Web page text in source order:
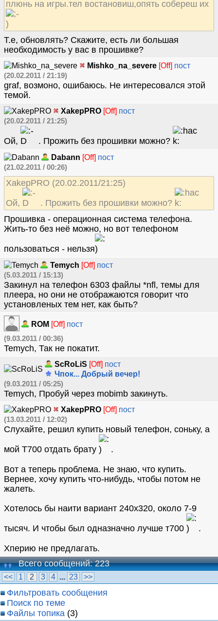
плюнь на игры.тел востановиш,опять собереш их
Т.е, обновлять? Скажите, есть ли большая
необходимость у вас в прошивке?
Mishko_na_severe [Off] пост
(20.02.2011 / 21:19)
graf, возмоно, ошибаюсь. Не интересовался этой
темой.
XakepPRO [Off] пост
(20.02.2011 / 21:25)
Ой, . Прожить без прошивки можно?
Dabann [Off] пост
(21.02.2011 / 00:26)
XakepPRO (20.02.2011/21:25)
Ой,
. Прожить без прошивки можно?
Прошивка - операционная система телефона.
Жить-то без неё можно, но вот телефоном
пользоваться - нельзя
Temych [Off] пост
(5.03.2011 / 15:13)
Закинул на телефон 6303 файлы *nfl, темы для
плеера, но они не отображаются говорит что
установленых тем нет, как быть?
ROM [Off] пост
(9.03.2011 / 00:36)
Temych, Так не покатит.
ScRoLiS [Off] пост
Чпок... Добрый вечер!
(9.03.2011 / 05:25)
Temych, Пробуй чeрeз mobimb зaкинуть.
XakepPRO [Off] пост
(13.03.2011 / 12:02)
Слухайте, решил купить новый телефон, соньку, а
мой Т700 отдать брату .
Вот а теперь проблема. Не знаю, что купить.
Вернее, хочу купить что-нибудь, чтобы потом не
жалеть.
Хотелось бы наити вариант 240х320, около 7-9
тысяч. И чтобы был одназначно лучше т700 .
Хперию не предлагать.
Всего сообщений: 223
<< 1 2 3 4 ... 23 >>
Фильтровать сообщения
Поиск по теме
Файлы топика (3)